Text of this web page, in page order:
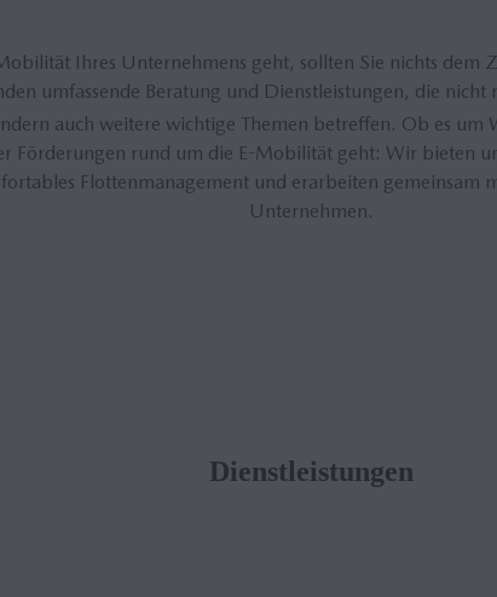
Ihres Unternehmens geht, sollten Sie nichts dem
umfassende Beratung und Dienstleistungen, die
auch weitere wichtige Themen betreffen. Ob es um
Förderungen rund um die E-Mobilität geht: Wir bieten
Flottenmanagement und erarbeiten gemeinsam
Unternehmen.
Dienstleistungen